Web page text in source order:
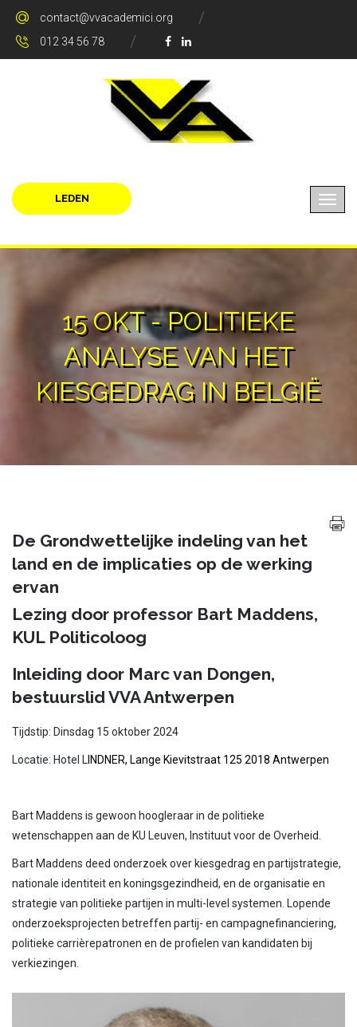
contact@vvacademici.org
012 34 56 78
LEDEN
15 OKT - POLITIEKE
ANALYSE VAN HET
KIESGEDRAG IN BELGIË
De Grondwettelijke indeling van het
land en de implicaties op de werking
ervan
Lezing door professor Bart Maddens,
KUL Politicoloog
Inleiding door Marc van Dongen,
bestuurslid VVA Antwerpen
Tijdstip: Dinsdag 15 oktober 2024
Locatie: Hotel L INDNER, Lange Kievitstraat 125 2018 Antwerpen
Bart Maddens is gewoon hoogleraar in de politieke
wetenschappen aan de KU Leuven, Instituut voor de Overheid.
Bart Maddens deed onderzoek over kiesgedrag en partijstrategie,
nationale identiteit en koningsgezindheid, en de organisatie en
strategie van politieke partijen in multi-level systemen. Lopende
onderzoeksprojecten betreffen partij- en campagnefinanciering,
politieke carrièrepatronen en de profielen van kandidaten bij
verkiezingen.